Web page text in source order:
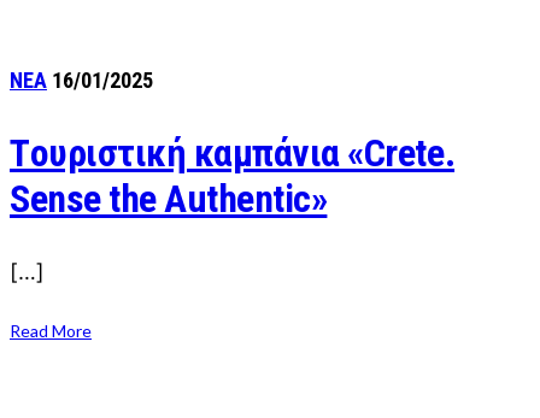
ΝΕΑ 16/01/2025
Tουριστική καμπάνια «Crete.
Sense the Authentic»
[…]
Read More